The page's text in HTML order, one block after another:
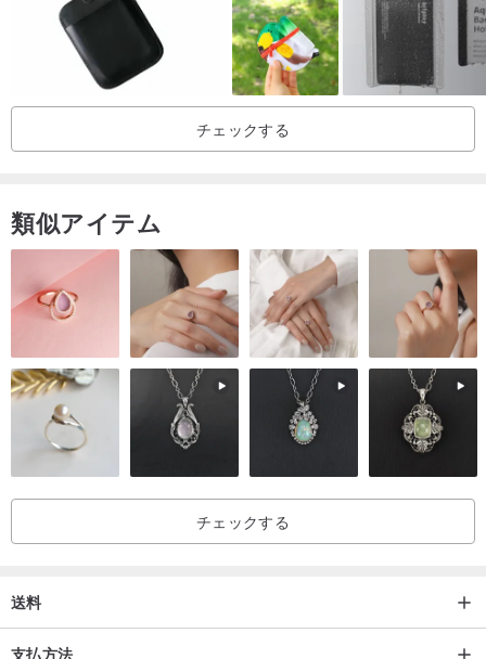
の意味を反転させ、道は1つではないことを意味し、破壊できるとい
う私たちのデザインの願いを表しています。古いものを新しいもの
に変える。
私たちの目標は、伝統的な手縫いの革職人の技に新しい要素を加え
て、ユニークなスタイルの作品を生み出すことです。
合いを活かしておりますが、画面の違いにより写真と実物では若干
の誤差が生じる場合がございます。ああ、カメラ。
★産地・製法
One Way Workshopによる香港の手作り
重要】
お気に入りの商品をお選びの際は、ご注文前に色、サイズ、その他
私たちはすべて天然皮革を使用しており、天然皮革にはシボや虫穴
がある場合がありますが、これは避けられないものです。
った作品に多少の色の違いが生じることをご容赦ください。
チェックする
類似アイテム
チェックする
送料
支払方法